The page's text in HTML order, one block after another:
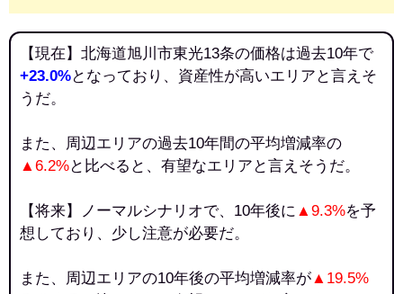
【現在】北海道旭川市東光13条の価格は過去10年で
+23.0%となっており、資産性が高いエリアと言えそ
うだ。
また、周辺エリアの過去10年間の平均増減率の
▲6.2%と比べると、有望なエリアと言えそうだ。
【将来】ノーマルシナリオで、10年後に ▲9.3%を予
想しており、少し注意が必要だ。
また、周辺エリアの10年後の平均増減率が▲19.5%